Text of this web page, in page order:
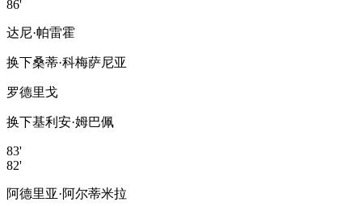
86'
达尼·帕雷霍
换下桑蒂·科梅萨尼亚
罗德里戈
换下基利安·姆巴佩
83'
82'
阿德里亚·阿尔蒂米拉